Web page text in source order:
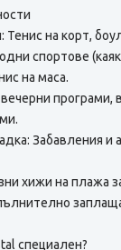
Тенис на корт,
спортове
на маса.
програми,
Забавления и
хижи на плажа
специален?